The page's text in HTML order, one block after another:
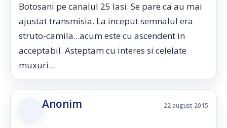
Botosani pe canalul 25 Iasi. Se pare ca au mai
ajustat transmisia. La inceput semnalul era
struto-camila...acum este cu ascendent in
acceptabil. Asteptam cu interes si celelate
muxuri...
Anonim 22 august 2015